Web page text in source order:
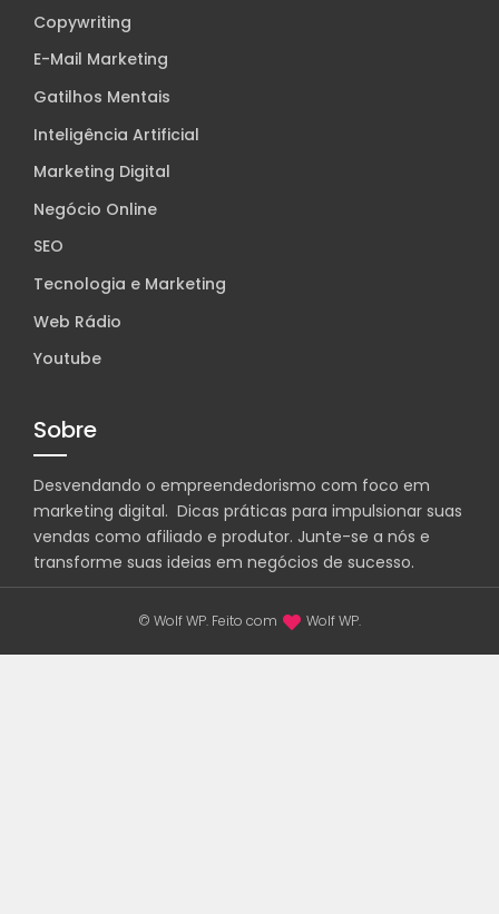
Copywriting
E-Mail Marketing
Gatilhos Mentais
Inteligência Artificial
Marketing Digital
Negócio Online
SEO
Tecnologia e Marketing
Web Rádio
Youtube
Sobre
Desvendando o empreendedorismo com foco em
marketing digital. Dicas práticas para impulsionar suas
vendas como afiliado e produtor. Junte-se a nós e
transforme suas ideias em negócios de sucesso.
© Wolf WP. Feito com Wolf WP.